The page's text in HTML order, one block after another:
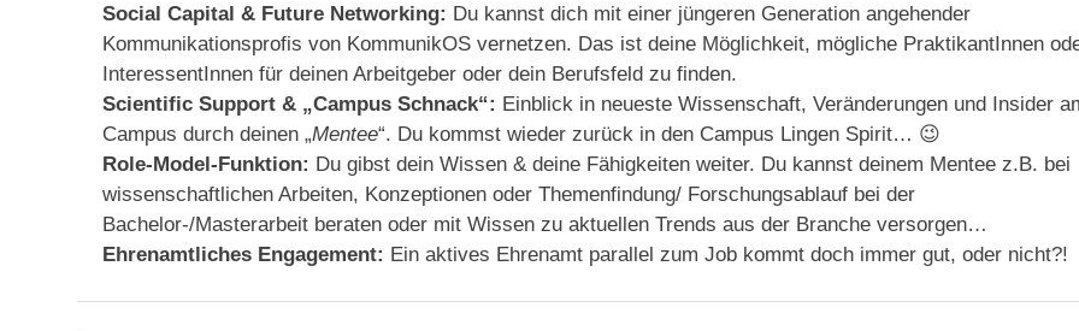
Social Capital & Future Networking: Du kannst dich mit einer jüngeren Generation angehender
Kommunikationsprofis von KommunikOS vernetzen. Das ist deine Möglichkeit, mögliche PraktikantInnen
InteressentInnen für deinen Arbeitgeber oder dein Berufsfeld zu finden.
Scientific Support & „Campus Schnack“: Einblick in neueste Wissenschaft, Veränderungen und Insider
Campus durch deinen „Mentee“. Du kommst wieder zurück in den Campus Lingen Spirit… 😉
Role-Model-Funktion: Du gibst dein Wissen & deine Fähigkeiten weiter. Du kannst deinem Mentee z.B. bei
wissenschaftlichen Arbeiten, Konzeptionen oder Themenfindung/ Forschungsablauf bei der
Bachelor-/Masterarbeit beraten oder mit Wissen zu aktuellen Trends aus der Branche versorgen…
Ehrenamtliches Engagement: Ein aktives Ehrenamt parallel zum Job kommt doch immer gut, oder nicht?!